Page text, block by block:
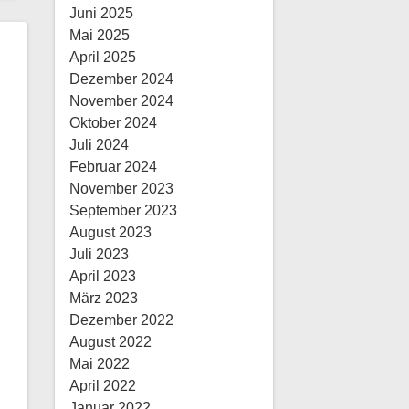
Juni 2025
Mai 2025
April 2025
Dezember 2024
November 2024
Oktober 2024
Juli 2024
Februar 2024
November 2023
September 2023
August 2023
Juli 2023
April 2023
März 2023
Dezember 2022
August 2022
Mai 2022
April 2022